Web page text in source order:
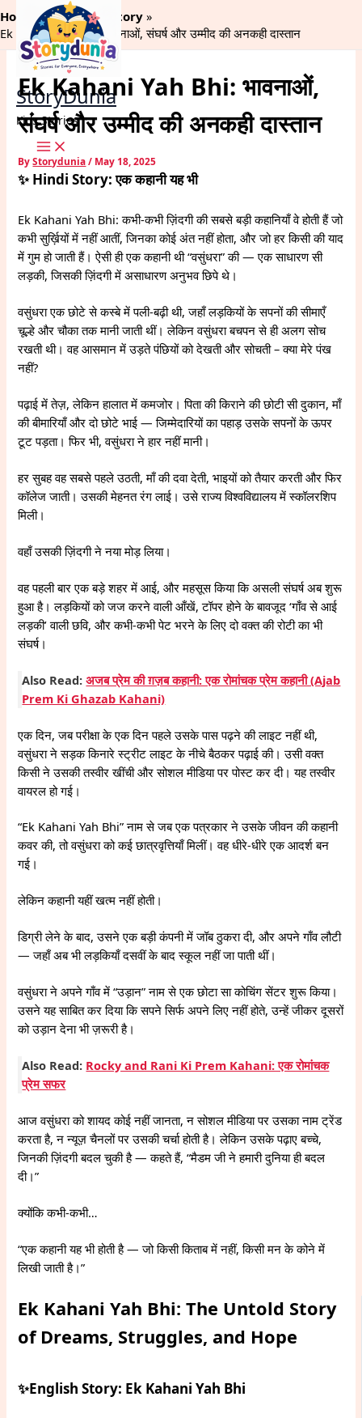
to
content
StoryDunia
Kids Stories
Home
Romantic Story
Ek Kahani Yah Bhi: भावनाओं, संघर्ष और उम्मीद की अनकही दास्तान
Ek Kahani Yah Bhi: भावनाओं,
संघर्ष और उम्मीद की अनकही दास्तान
ByStorydunia/ May 18, 2025
✨ Hindi Story: एक कहानी यह भी
Ek Kahani Yah Bhi: कभी-कभी ज़िंदगी की सबसे बड़ी कहानियाँ वे होती हैं जो
कभी सुर्ख़ियों में नहीं आतीं, जिनका कोई अंत नहीं होता, और जो हर किसी की याद
में गुम हो जाती हैं। ऐसी ही एक कहानी थी “वसुंधरा” की — एक साधारण सी
लड़की, जिसकी ज़िंदगी में असाधारण अनुभव छिपे थे।
वसुंधरा एक छोटे से कस्बे में पली-बढ़ी थी, जहाँ लड़कियों के सपनों की सीमाएँ
चूल्हे और चौका तक मानी जाती थीं। लेकिन वसुंधरा बचपन से ही अलग सोच
रखती थी। वह आसमान में उड़ते पंछियों को देखती और सोचती – क्या मेरे पंख
नहीं?
पढ़ाई में तेज़, लेकिन हालात में कमजोर। पिता की किराने की छोटी सी दुकान, माँ
की बीमारियाँ और दो छोटे भाई — जिम्मेदारियों का पहाड़ उसके सपनों के ऊपर
टूट पड़ता। फिर भी, वसुंधरा ने हार नहीं मानी।
हर सुबह वह सबसे पहले उठती, माँ की दवा देती, भाइयों को तैयार करती और फिर
कॉलेज जाती। उसकी मेहनत रंग लाई। उसे राज्य विश्वविद्यालय में स्कॉलरशिप
मिली।
वहाँ उसकी ज़िंदगी ने नया मोड़ लिया।
वह पहली बार एक बड़े शहर में आई, और महसूस किया कि असली संघर्ष अब शुरू
हुआ है। लड़कियों को जज करने वाली आँखें, टॉपर होने के बावजूद ‘गाँव से आई
लड़की’ वाली छवि, और कभी-कभी पेट भरने के लिए दो वक्त की रोटी का भी
संघर्ष।
Also Read:अजब प्रेम की ग़ज़ब कहानी: एक रोमांचक प्रेम कहानी (Ajab
Prem Ki Ghazab Kahani)
एक दिन, जब परीक्षा के एक दिन पहले उसके पास पढ़ने की लाइट नहीं थी,
वसुंधरा ने सड़क किनारे स्ट्रीट लाइट के नीचे बैठकर पढ़ाई की। उसी वक्त
किसी ने उसकी तस्वीर खींची और सोशल मीडिया पर पोस्ट कर दी। यह तस्वीर
वायरल हो गई।
“Ek Kahani Yah Bhi” नाम से जब एक पत्रकार ने उसके जीवन की कहानी
कवर की, तो वसुंधरा को कई छात्रवृत्तियाँ मिलीं। वह धीरे-धीरे एक आदर्श बन
गई।
लेकिन कहानी यहीं खत्म नहीं होती।
डिग्री लेने के बाद, उसने एक बड़ी कंपनी में जॉब ठुकरा दी, और अपने गाँव लौटी
— जहाँ अब भी लड़कियाँ दसवीं के बाद स्कूल नहीं जा पाती थीं।
वसुंधरा ने अपने गाँव में “उड़ान” नाम से एक छोटा सा कोचिंग सेंटर शुरू किया।
उसने यह साबित कर दिया कि सपने सिर्फ अपने लिए नहीं होते, उन्हें जीकर दूसरों
को उड़ान देना भी ज़रूरी है।
Also Read: Rocky and Rani Ki Prem Kahani: एक रोमांचक
प्रेम सफर
आज वसुंधरा को शायद कोई नहीं जानता, न सोशल मीडिया पर उसका नाम ट्रेंड
करता है, न न्यूज़ चैनलों पर उसकी चर्चा होती है। लेकिन उसके पढ़ाए बच्चे,
जिनकी ज़िंदगी बदल चुकी है — कहते हैं, “मैडम जी ने हमारी दुनिया ही बदल
दी।”
क्योंकि कभी-कभी…
“एक कहानी यह भी होती है — जो किसी किताब में नहीं, किसी मन के कोने में
लिखी जाती है।”
Ek Kahani Yah Bhi: The Untold Story
of Dreams, Struggles, and Hope
✨English Story: Ek Kahani Yah Bhi